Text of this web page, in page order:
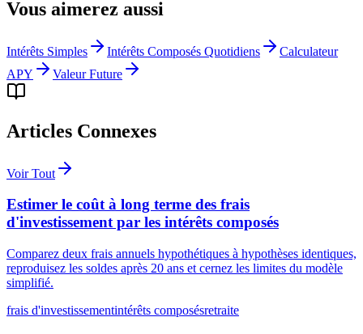
Vous aimerez aussi
Intérêts Simples Intérêts Composés Quotidiens
Calculateur
APY
Valeur Future
Articles Connexes
Voir Tout
Estimer le coût à long terme des frais
d'investissement par les intérêts composés
Comparez deux frais annuels hypothétiques à hypothèses identiques,
reproduisez les soldes après 20 ans et cernez les limites du modèle
simplifié.
frais d'investissementintérêts composésretraite